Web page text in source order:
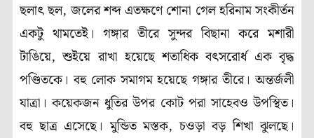
ছলাৎ ছল, জলের শব্দ এতক্ষণে শোনা গেল হরিনাম সংকীর্তন
একটু থামতেই। গঙ্গার তীরে সুন্দর বিছানা করে মশারী
টাঙিয়ে, শুইয়ে রাখা হয়েছে শতাধিক বৎসরোর্ধ এক বৃদ্ধ
পণ্ডিতকে। বহু লোক সমাগম হয়েছে গঙ্গার তীরে। অন্তর্জলী
যাত্রা। কয়েকজন ধুতির উপর কোট পরা সাহেবও উপস্থিত।
বহু ছাত্র এসেছে। মুন্ডিত মস্তক, চওড়া বড় শিখা ঝুলছে।